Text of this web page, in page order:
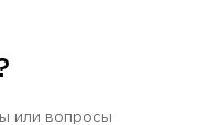
или вопросы